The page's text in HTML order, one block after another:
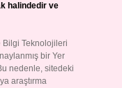
halindedir ve
Bilgi Teknolojileri
bir Yer
nedenle, sitedeki
araştırma